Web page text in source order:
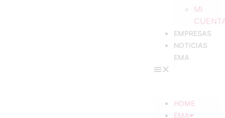
MI
EMPRESAS
NOTICIAS
EMA
HOME
EMA